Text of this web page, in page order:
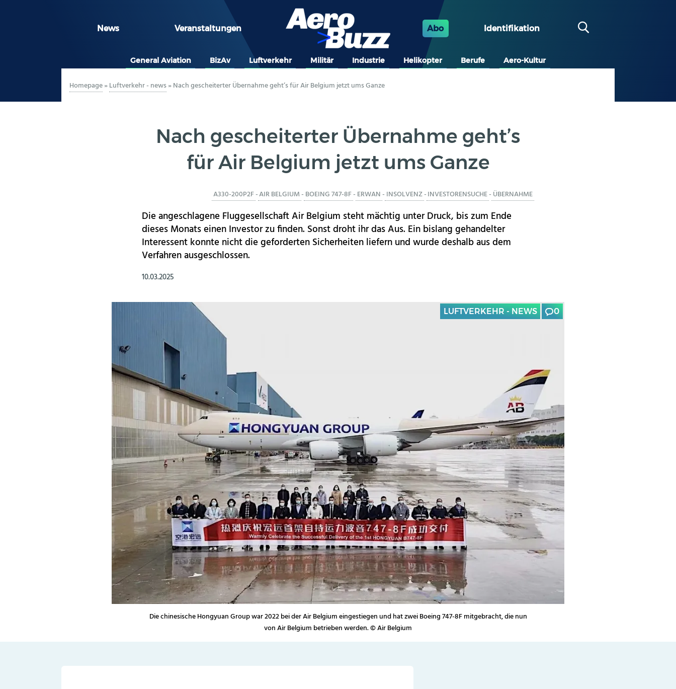
News Veranstaltungen Abo Identifikation
General Aviation BizAv Luftverkehr Militär Industrie Helikopter Berufe Aero-Kultur
Homepage»Luftverkehr - news»Nach gescheiterter Übernahme geht’s für Air Belgium jetzt ums Ganze
Nach gescheiterter Übernahme geht’s
für Air Belgium jetzt ums Ganze
A330-200P2F-AIR BELGIUM- BOEING 747-8F- ERWAN- INSOLVENZ-INVESTORENSUCHE- ÜBERNAHME
Die angeschlagene Fluggesellschaft Air Belgium steht mächtig unter Druck, bis zum Ende
dieses Monats einen Investor zu finden. Sonst droht ihr das Aus. Ein bislang gehandelter
Interessent konnte nicht die geforderten Sicherheiten liefern und wurde deshalb aus dem
Verfahren ausgeschlossen.
10.03.2025
LUFTVERKEHR - NEWS 0
Die chinesische Hongyuan Group war 2022 bei der Air Belgium eingestiegen und hat zwei Boeing 747-8F mitgebracht, die nun
von Air Belgium betrieben werden. © Air Belgium